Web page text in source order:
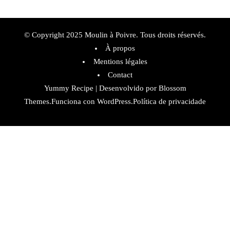
© Copyright 2025 Moulin à Poivre. Tous droits réservés.
À propos
Mentions légales
Contact
Yummy Recipe | Desenvolvido por Blossom
Themes.Funciona con WordPress.Política de privacidade